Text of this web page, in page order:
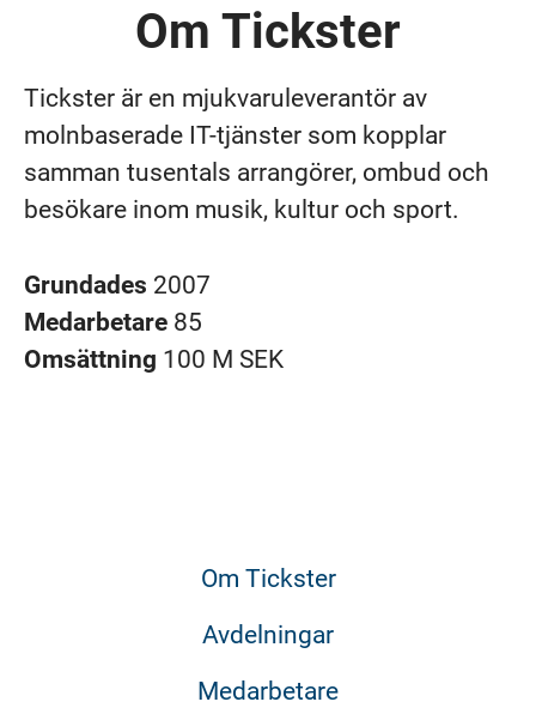
Om Tickster
Tickster är en mjukvaruleverantör av
molnbaserade IT-tjänster som kopplar
samman tusentals arrangörer, ombud och
besökare inom musik, kultur och sport.
Grundades 2007
Medarbetare 85
Omsättning 100 M SEK
Om Tickster
Avdelningar
Medarbetare